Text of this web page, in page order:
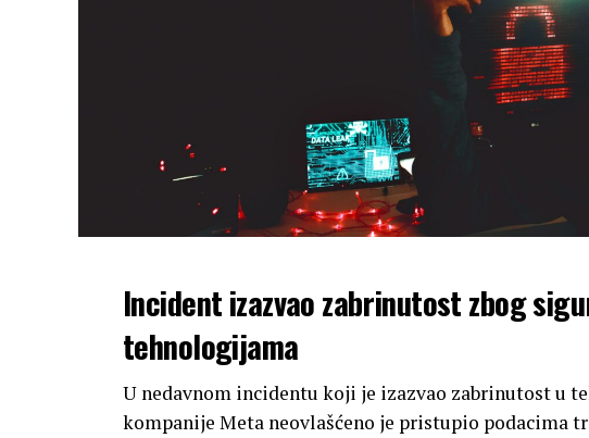
Incident izazvao zabrinutost zbog
tehnologijama
U nedavnom incidentu koji je izazvao zabrinutost u
kompanije Meta neovlašćeno je pristupio podacima